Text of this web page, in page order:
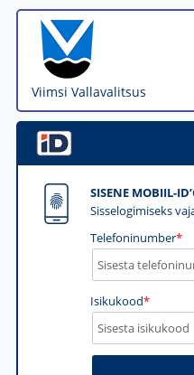
Viimsi Vallavalitsus
SISENE MOBIIL-
Sisselogimiseks
Telefoninumber*
Isikukood*